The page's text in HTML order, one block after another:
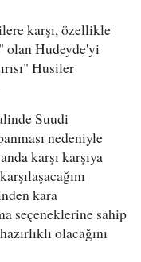
karşı, özellikle
olan Hudeyde'yi
Husiler
Suudi
nedeniyle
karşı karşıya
kara
seçeneklerine sahip
olacağını